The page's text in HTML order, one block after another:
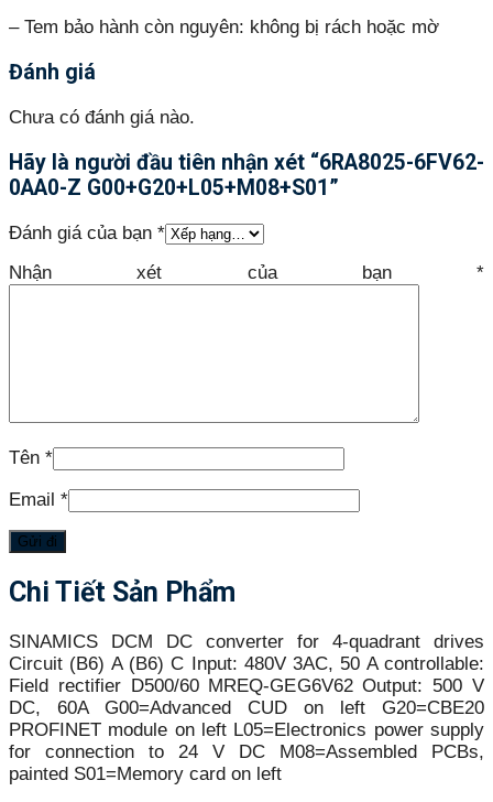
– Tem bảo hành còn nguyên: không bị rách hoặc mờ
Đánh giá
Chưa có đánh giá nào.
Hãy là người đầu tiên nhận xét “6RA8025-6FV62-
0AA0-Z G00+G20+L05+M08+S01”
Đánh giá của bạn *
Nhận xét của bạn *
Tên *
Email *
Chi Tiết Sản Phẩm
SINAMICS DCM DC converter for 4-quadrant drives
Circuit (B6) A (B6) C Input: 480V 3AC, 50 A controllable:
Field rectifier D500/60 MREQ-GEG6V62 Output: 500 V
DC, 60A G00=Advanced CUD on left G20=CBE20
PROFINET module on left L05=Electronics power supply
for connection to 24 V DC M08=Assembled PCBs,
painted S01=Memory card on left